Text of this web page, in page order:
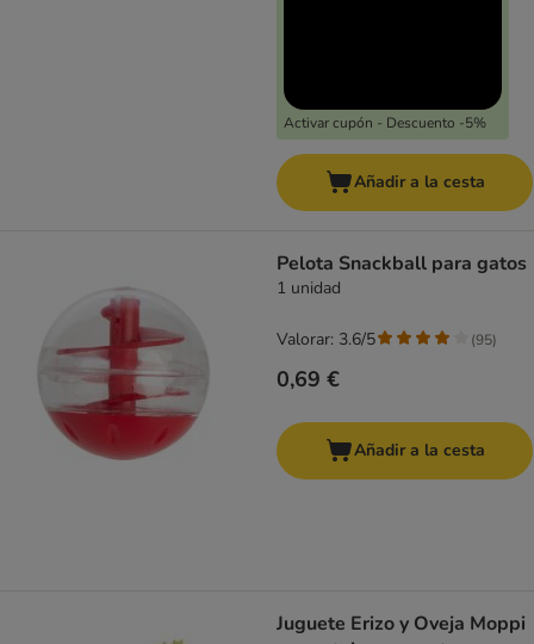
Activar cupón - Descuento -5%
Añadir a la cesta
Pelota Snackball para gatos
1 unidad
0,69 €
Valorar: 3.6/5 (95)
Añadir a la cesta
Juguete Erizo y Oveja Moppi